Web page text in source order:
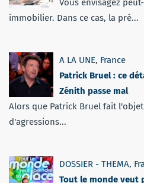
Vous envisagez
immobilier. Dans ce cas, la pré...
A LA UNE, France
Patrick Bruel : ce
Zénith passe mal
Alors que Patrick Bruel fait
d'agressions...
DOSSIER - THEMA,
Tout le monde veut